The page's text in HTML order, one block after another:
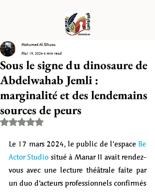
Sous le signe du dinosaure de
Abdelwahab Jemli :
marginalité et des lendemains
sources de peurs
Mohamed Ali Elhaou
Mar 19, 20244 min read
Rated NaN out of 5 stars.
Le 17 mars 2024, le public de l’espace Be
Actor Studio situé à Manar II avait rendez-
vous avec une lecture théâtrale faite par
un duo d’acteurs professionnels confirmés